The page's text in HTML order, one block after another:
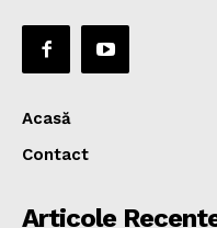
Acasă
Contact
Articole